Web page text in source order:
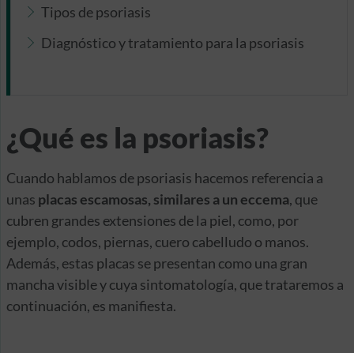
Tipos de psoriasis
Diagnóstico y tratamiento para la psoriasis
¿Qué es la psoriasis?
Cuando hablamos de psoriasis hacemos referencia a
unas placas escamosas, similares a un eccema, que
cubren grandes extensiones de la piel, como, por
ejemplo, codos, piernas, cuero cabelludo o manos.
Además, estas placas se presentan como una gran
mancha visible y cuya sintomatología, que trataremos a
continuación, es manifiesta.